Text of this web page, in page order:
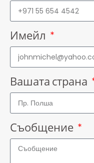
Имейл
Вашата страна
Съобщение